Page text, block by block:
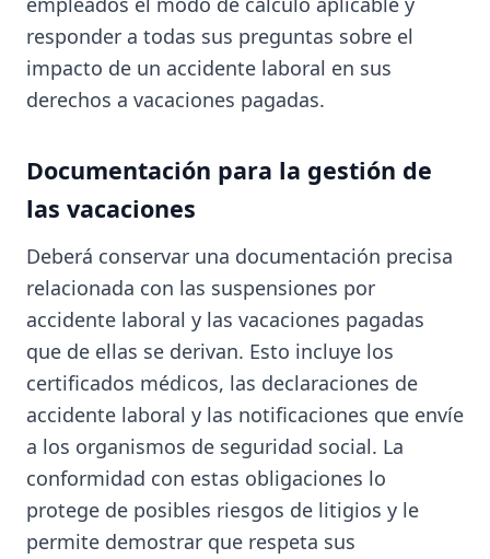
responder a todas sus preguntas sobre el
impacto de un accidente laboral en sus
derechos a vacaciones pagadas.
Documentación para la gestión de
las vacaciones
Deberá conservar una documentación precisa
relacionada con las suspensiones por
accidente laboral y las vacaciones pagadas
que de ellas se derivan. Esto incluye los
certificados médicos, las declaraciones de
accidente laboral y las notificaciones que envíe
a los organismos de seguridad social. La
conformidad con estas obligaciones lo
protege de posibles riesgos de litigios y le
permite demostrar que respeta sus